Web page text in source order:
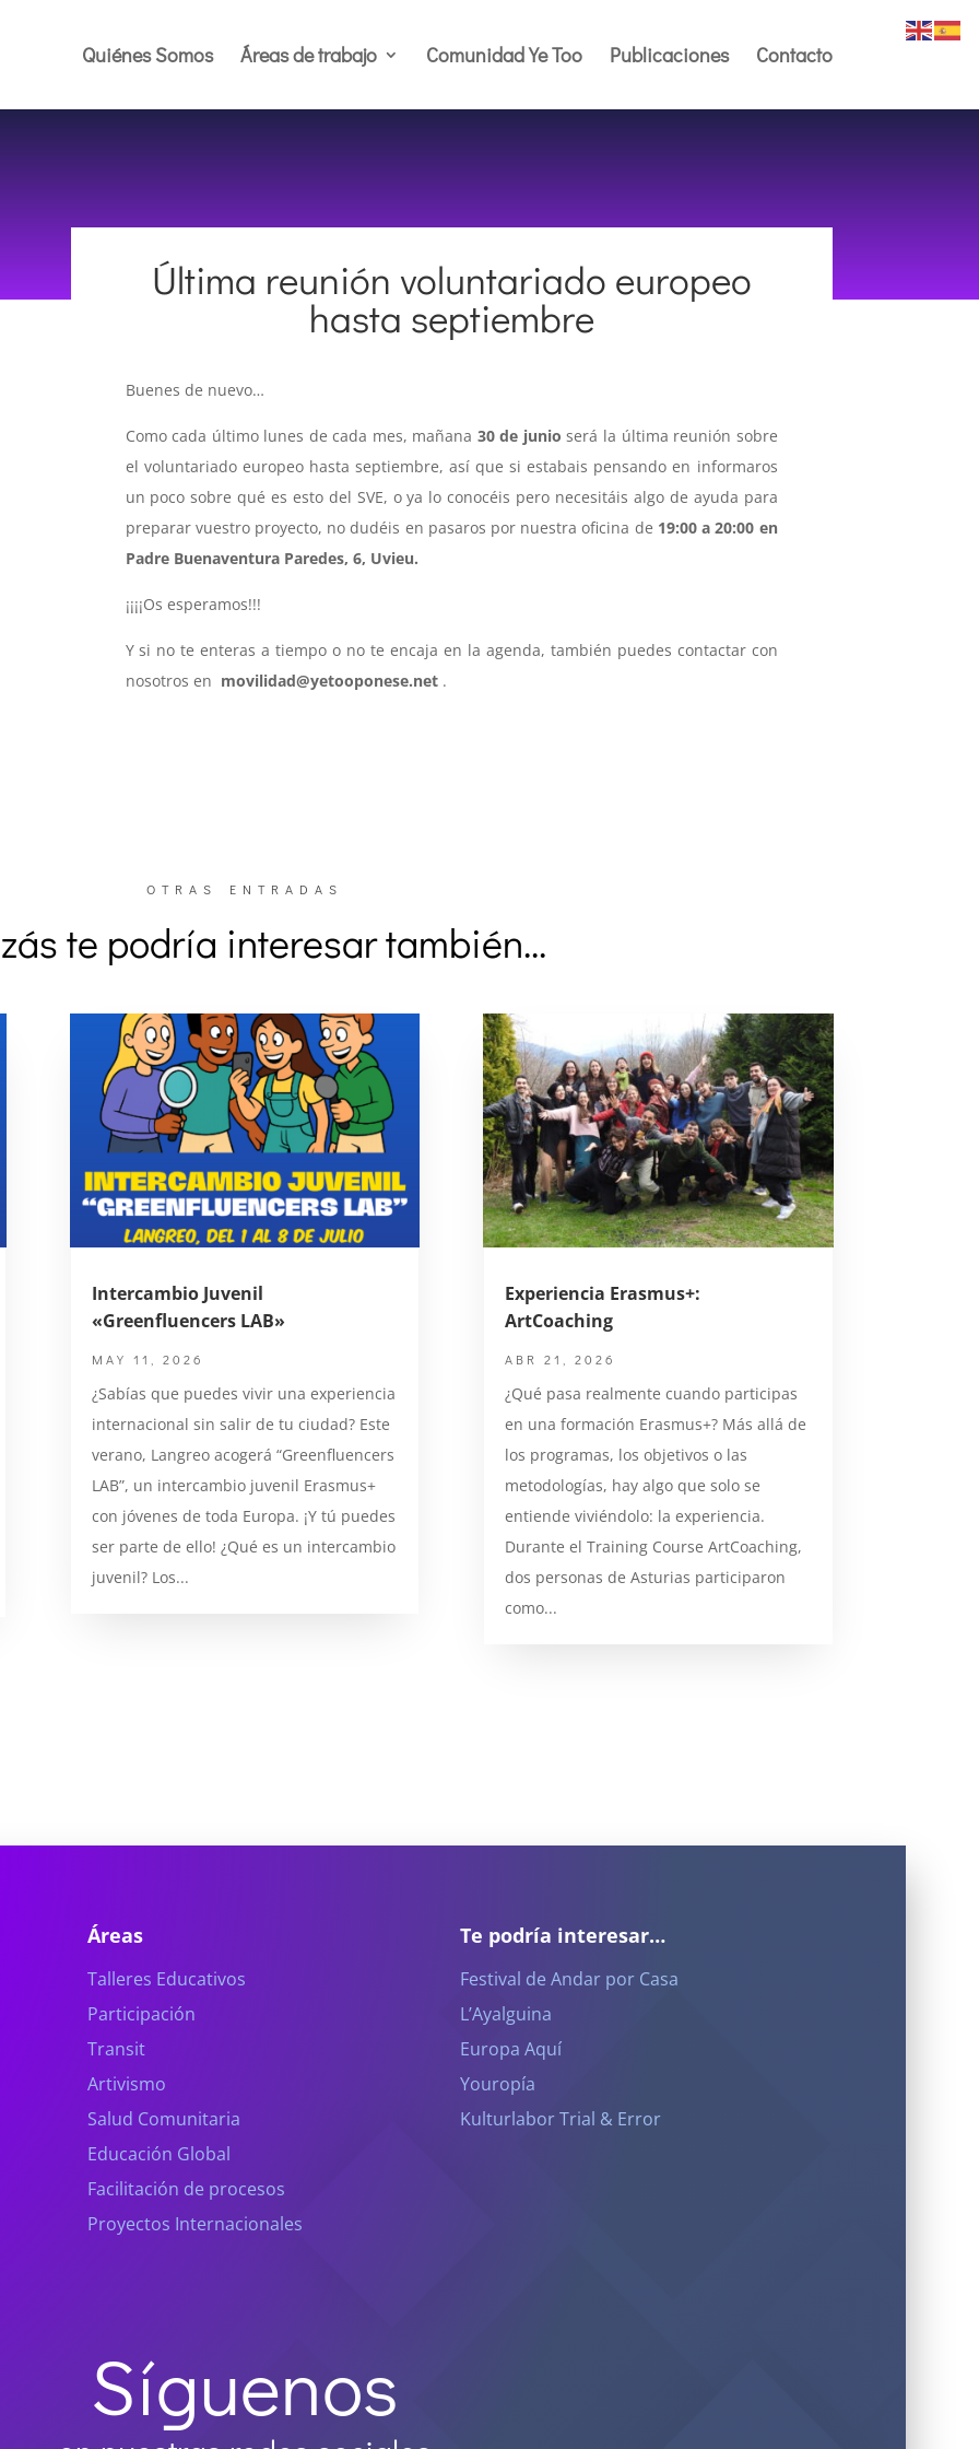
Quiénes Somos Áreas de trabajo Comunidad Ye Too Publicaciones Contacto
Última reunión voluntariado europeo
hasta septiembre
Buenes de nuevo…
Como cada último lunes de cada mes, mañana 30 de junio será la última reunión sobre
el voluntariado europeo hasta septiembre, así que si estabais pensando en informaros
un poco sobre qué es esto del SVE, o ya lo conocéis pero necesitáis algo de ayuda para
preparar vuestro proyecto, no dudéis en pasaros por nuestra oficina de 19:00 a 20:00 en
Padre Buenaventura Paredes, 6, Uvieu.
¡¡¡¡Os esperamos!!!
Y si no te enteras a tiempo o no te encaja en la agenda, también puedes contactar con
nosotros en movilidad@yetooponese.net .
OTRAS ENTRADAS
te podría interesar también…
Intercambio Juvenil
«Greenfluencers LAB»
MAY 11, 2026
¿Sabías que puedes vivir una experiencia
internacional sin salir de tu ciudad? Este
verano, Langreo acogerá “Greenfluencers
LAB”, un intercambio juvenil Erasmus+
con jóvenes de toda Europa. ¡Y tú puedes
ser parte de ello! ¿Qué es un intercambio
juvenil? Los...
Experiencia Erasmus+:
ArtCoaching
ABR 21, 2026
¿Qué pasa realmente cuando participas
en una formación Erasmus+? Más allá de
los programas, los objetivos o las
metodologías, hay algo que solo se
entiende viviéndolo: la experiencia.
Durante el Training Course ArtCoaching,
dos personas de Asturias participaron
como...
Áreas
Talleres Educativos
Participación
Transit
Artivismo
Salud Comunitaria
Educación Global
Facilitación de procesos
Proyectos Internacionales
Te podría interesar…
Festival de Andar por Casa
L’Ayalguina
Europa Aquí
Youropía
Kulturlabor Trial & Error
Síguenos